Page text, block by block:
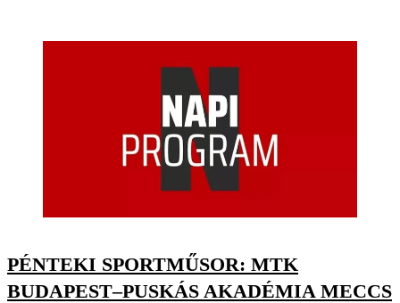
PÉNTEKI SPORTMŰSOR: MTK
BUDAPEST–PUSKÁS AKADÉMIA MECCS